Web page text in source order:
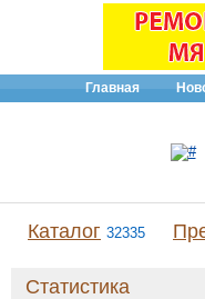
Главная
Каталог 32335
Статистика